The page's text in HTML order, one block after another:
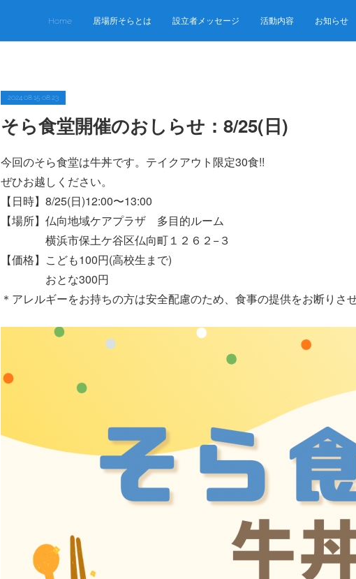
Home 居場所そらとは 設立者メッセージ 活動内容 お知らせ
2024.08.15 08:23
そら食堂開催のおしらせ：8/25(日)
今回のそら食堂は牛丼です。テイクアウト限定30食!!
ぜひお越しください。
【日時】8/25(日)12:00〜13:00
【場所】仏向地域ケアプラザ 多目的ルーム
横浜市保土ケ谷区仏向町１２６２−３
【価格】こども100円(高校生まで)
おとな300円
＊アレルギーをお持ちの方は安全配慮のため、食事の提供をお断りさ